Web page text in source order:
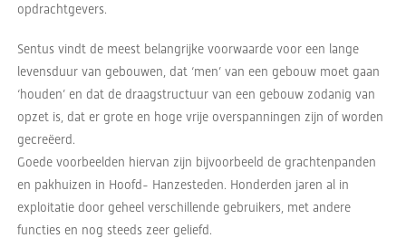
opdrachtgevers.
Sentus vindt de meest belangrijke voorwaarde voor een lange
levensduur van gebouwen, dat ‘men’ van een gebouw moet gaan
‘houden’ en dat de draagstructuur van een gebouw zodanig van
opzet is, dat er grote en hoge vrije overspanningen zijn of worden
gecreëerd.
Goede voorbeelden hiervan zijn bijvoorbeeld de grachtenpanden
en pakhuizen in Hoofd- Hanzesteden. Honderden jaren al in
exploitatie door geheel verschillende gebruikers, met andere
functies en nog steeds zeer geliefd.